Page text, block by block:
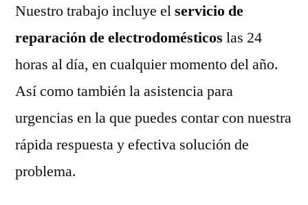
Nuestro trabajo incluye elservicio de
reparación de electrodomésticos las 24
horas al día, en cualquier momento del año.
Así como también la asistencia para
urgencias en la que puedes contar con nuestra
rápida respuesta y efectiva solución de
problema.